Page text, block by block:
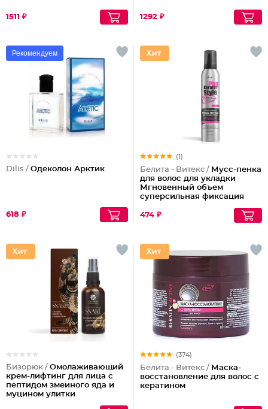
1511 ₽ 1292 ₽
Рекомендуем
Dilis / Одеколон Арктик
618 ₽
(1)
Белита - Витекс / Мусс-пенка
для волос для укладки
Мгновенный объем
суперсильная фиксация
474 ₽
Бизорюк / Омолаживающий
крем-лифтинг для лица с
пептидом змеиного яда и
муцином улитки
(374)
Белита - Витекс / Маска-
восстановление для волос с
кератином